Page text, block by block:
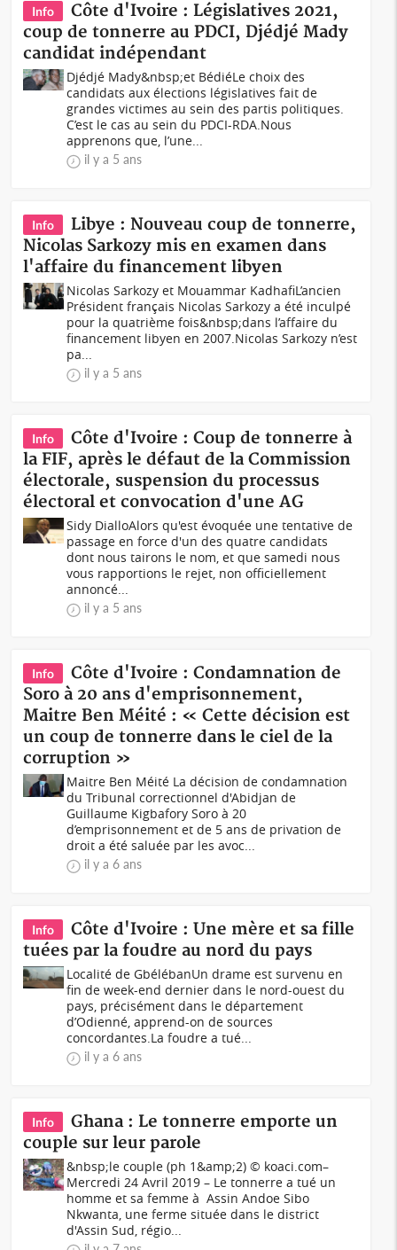
Info
Côte d'Ivoire : Législatives 2021,
coup de tonnerre au PDCI, Djédjé Mady
candidat indépendant
Djédjé Mady&nbsp;et BédiéLe choix des
candidats aux élections législatives fait de
grandes victimes au sein des partis politiques.
C’est le cas au sein du PDCI-RDA.Nous
apprenons que, l’une...
il y a 5 ans
Info
Libye : Nouveau coup de tonnerre,
Nicolas Sarkozy mis en examen dans
l'affaire du financement libyen
Nicolas Sarkozy et Mouammar KadhafiL’ancien
Président français Nicolas Sarkozy a été inculpé
pour la quatrième fois&nbsp;dans l’affaire du
financement libyen en 2007.Nicolas Sarkozy n’est
pa...
il y a 5 ans
Info
Côte d'Ivoire : Coup de tonnerre à
la FIF, après le défaut de la Commission
électorale, suspension du processus
électoral et convocation d'une AG
Sidy DialloAlors qu'est évoquée une tentative de
passage en force d'un des quatre candidats
dont nous tairons le nom, et que samedi nous
vous rapportions le rejet, non officiellement
annoncé...
il y a 5 ans
Info
Côte d'Ivoire : Condamnation de
Soro à 20 ans d'emprisonnement,
Maitre Ben Méité : « Cette décision est
un coup de tonnerre dans le ciel de la
corruption »
Maitre Ben Méité La décision de condamnation
du Tribunal correctionnel d'Abidjan de
Guillaume Kigbafory Soro à 20
d’emprisonnement et de 5 ans de privation de
droit a été saluée par les avoc...
il y a 6 ans
Info
Côte d'Ivoire : Une mère et sa fille
tuées par la foudre au nord du pays
Localité de GbélébanUn drame est survenu en
fin de week-end dernier dans le nord-ouest du
pays, précisément dans le département
d’Odienné, apprend-on de sources
concordantes.La foudre a tué...
il y a 6 ans
Info
Ghana : Le tonnerre emporte un
couple sur leur parole
&nbsp;le couple (ph 1&amp;2) © koaci.com–
Mercredi 24 Avril 2019 – Le tonnerre a tué un
homme et sa femme à Assin Andoe Sibo
Nkwanta, une ferme située dans le district
d'Assin Sud, régio...